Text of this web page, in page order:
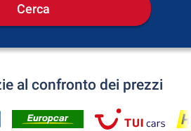
Cerca
al confronto dei prezzi